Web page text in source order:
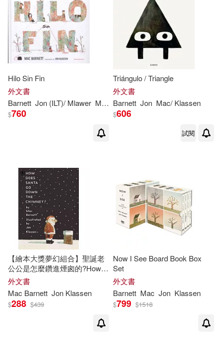
Hilo Sin Fin
外文書
Barnett Jon (ILT)/ Mlawer Mac Klassen Teresa (TRN)
$760
Triángulo / Triangle
外文書
Barnett Jon Mac/ Klassen
$606
試閱
【繪本大獎夢幻組合】聖誕老
公公是怎麼鑽進煙囪的?How
Does Santa Go Down the
Chimney?
外文書
Mac Barnett Jon Klassen
$288 $439
Now I See Board Book Box
Set
外文書
Barnett Mac Jon Klassen
$799 $1518